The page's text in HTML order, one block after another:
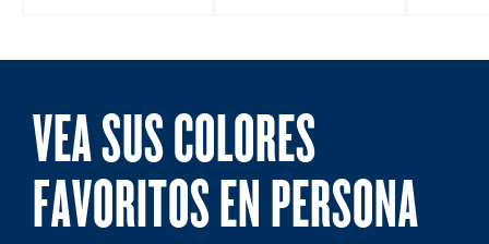
VEA SUS COLORES
FAVORITOS EN PERSONA